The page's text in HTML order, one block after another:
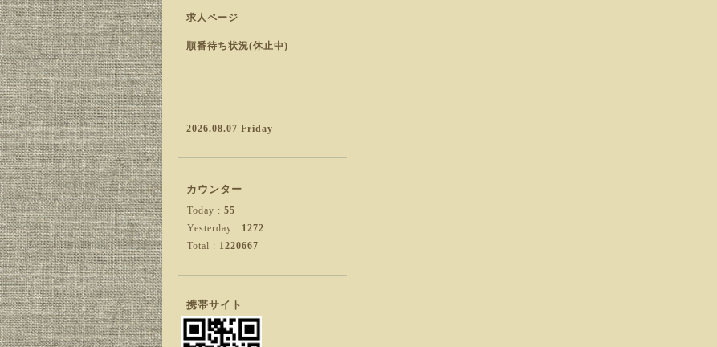
求人ページ
順番待ち状況(休止中)
2026.08.07 Friday
カウンター
Today : 55
Yesterday : 1272
Total : 1220667
携帯サイト